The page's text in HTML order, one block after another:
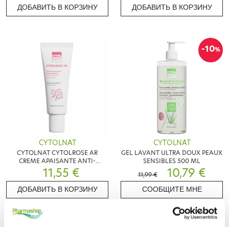
ДОБАВИТЬ В КОРЗИНУ ДОБАВИТЬ В КОРЗИНУ
CYTOLNAT
CYTOLNAT CYTOLROSE AR
CREME APAISANTE ANTI-
ROUGEUR PEAUX SENSIBLES 40
ML
11,55 €
ДОБАВИТЬ В КОРЗИНУ
-10%
CYTOLNAT
GEL LAVANT ULTRA DOUX PEAUX
SENSIBLES 500 ML
11,99 €
10,79 €
СООБЩИТЕ МНЕ